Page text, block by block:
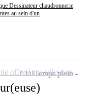
Dessinateur chaudronnerie
au sein d'un
CDITemps plein
offre à ma sélection